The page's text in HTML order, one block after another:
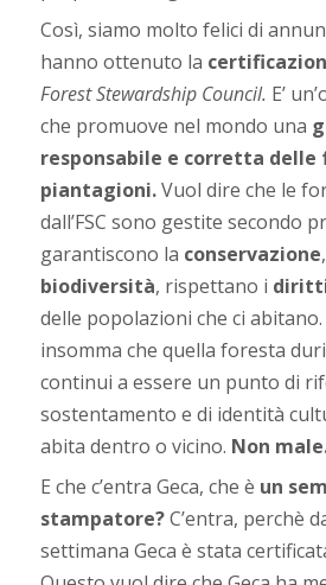
Così, siamo molto felici di
hanno ottenuto la
Forest Stewardship Council. E’
che promuove nel mondo una
responsabile e corretta delle
piantagioni.Vuol dire che le
dall’FSC sono gestite secondo
garantiscono la conservazione
biodiversità, rispettano i
delle popolazioni che ci
insomma che quella foresta
continui a essere un punto di
sostentamento e di identità
abita dentro o vicino. Non
E che c’entra Geca, che è un
stampatore?C’entra, perchè
settimana Geca è stata